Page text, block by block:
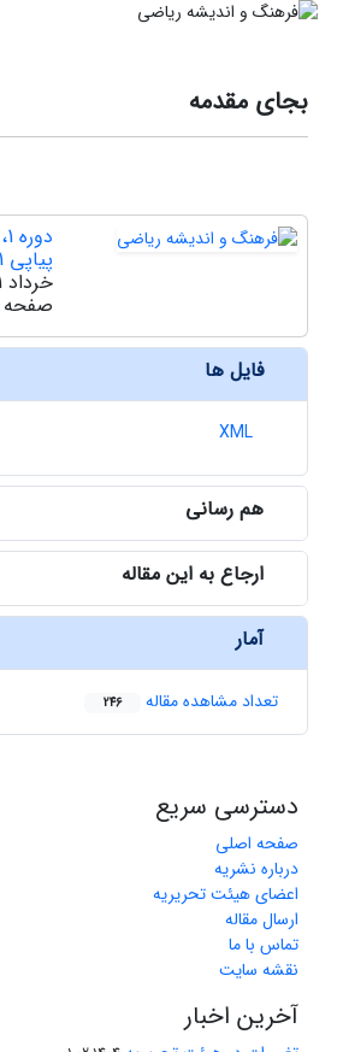
بجای مقدمه
پیاپی 1
خرداد 1361
صفحه
فایل ها
XML
هم رسانی
ارجاع به این مقاله
آمار
تعداد مشاهده مقاله 246
دسترسی سریع
صفحه اصلی
درباره نشریه
اعضای هیئت تحریریه
ارسال مقاله
تماس با ما
نقشه سایت
آخرین اخبار